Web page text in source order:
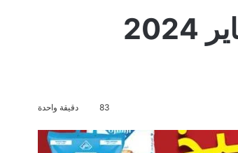
بروشور العثيم الأسبوعي 31 يناير 2024
83 دقيقة واحدة